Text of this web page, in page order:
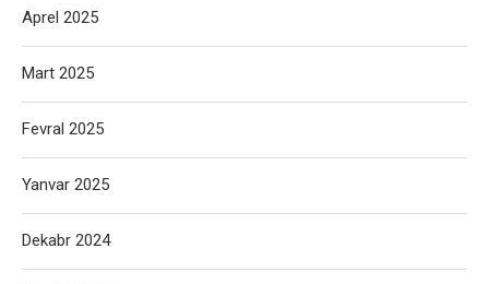
Aprel 2025
Mart 2025
Fevral 2025
Yanvar 2025
Dekabr 2024